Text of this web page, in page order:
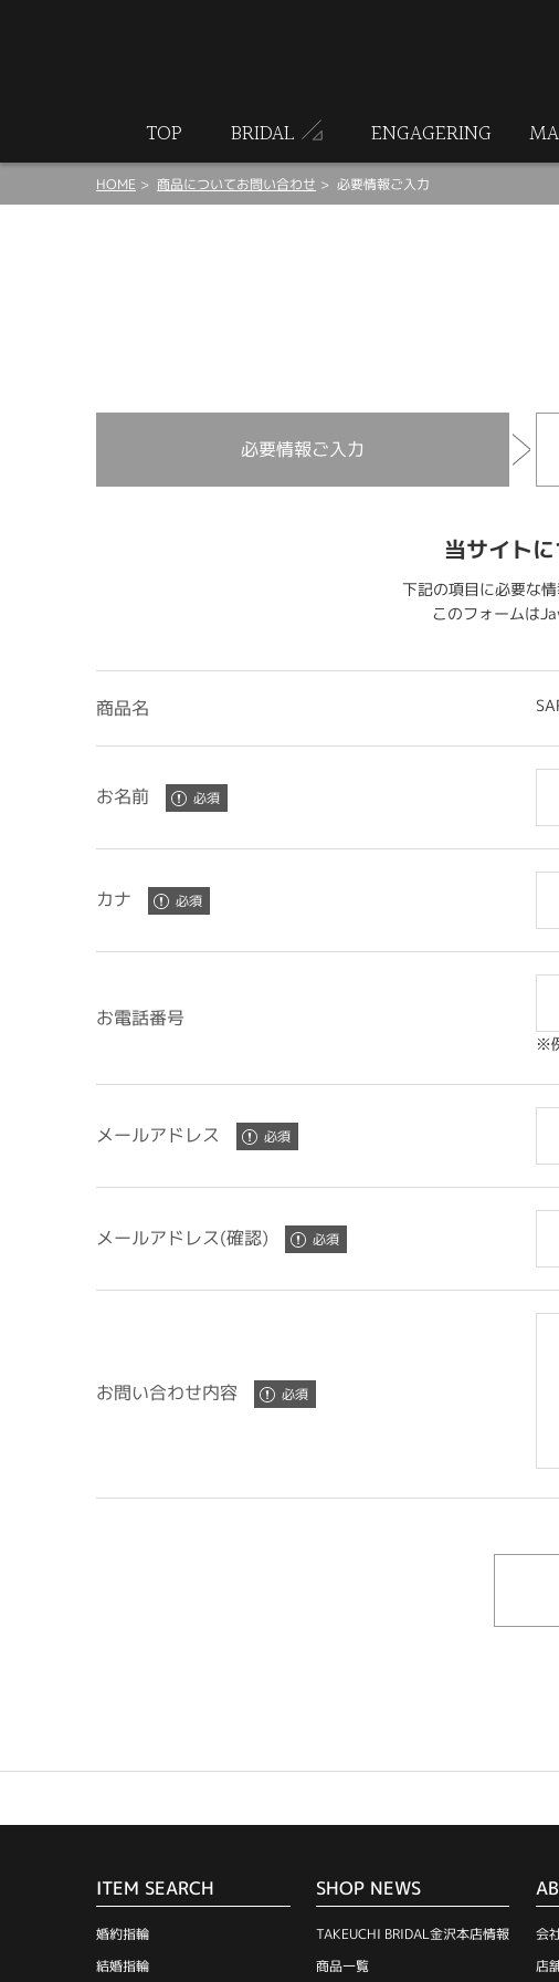
TOP BRIDAL ENGAGERING
HOME 商品についてお問い合わせ 必要情報ご入力
必要情報ご入力
当サイト
下記の項目に必要な
このフォームは
商品名
お名前
カナ
お電話番号
※
メールアドレス
メールアドレス(確認)
お問い合わせ内容
ITEM SEARCH
婚約指輪
結婚指輪
SHOP NEWS
TAKEUCHI BRIDAL金沢本店情報
商品一覧
会
店